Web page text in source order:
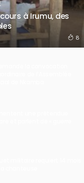
à Irumu, des
8